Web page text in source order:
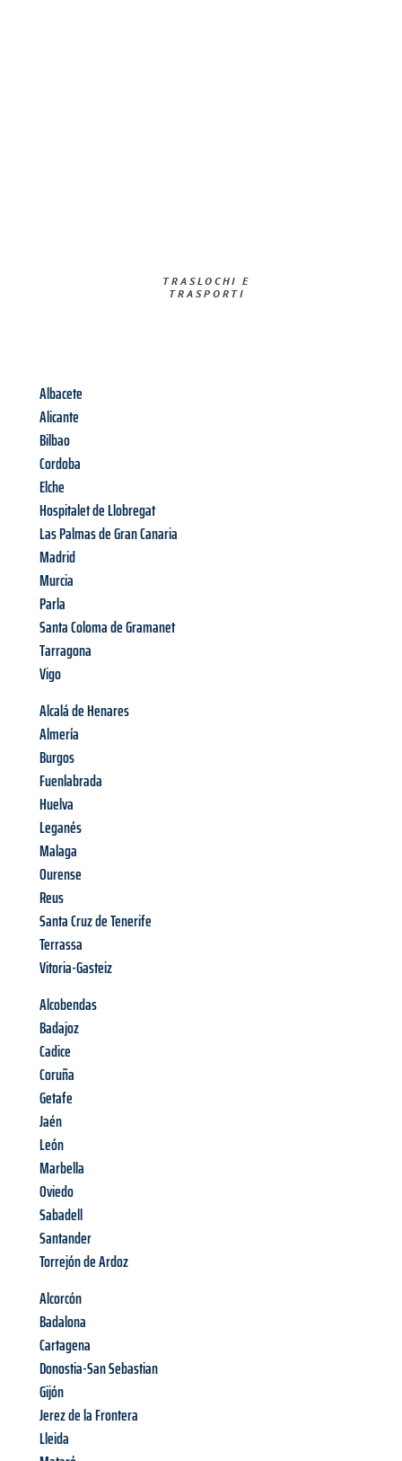
TRASLOCHI E
TRASPORTI​
Albacete
Alicante
Bilbao
Cordoba
Elche
Hospitalet de Llobregat
Las Palmas de Gran Canaria
Madrid
Murcia
Parla
Santa Coloma de Gramanet
Tarragona
Vigo
Alcalá de Henares
Almería
Burgos
Fuenlabrada
Huelva
Leganés
Malaga
Ourense
Reus
Santa Cruz de Tenerife
Terrassa
Vitoria-Gasteiz
Alcobendas
Badajoz
Cadice
Coruña
Getafe
Jaén
León
Marbella
Oviedo
Sabadell
Santander
Torrejón de Ardoz
Alcorcón
Badalona
Cartagena
Donostia-San Sebastian
Gijón
Jerez de la Frontera
Lleida